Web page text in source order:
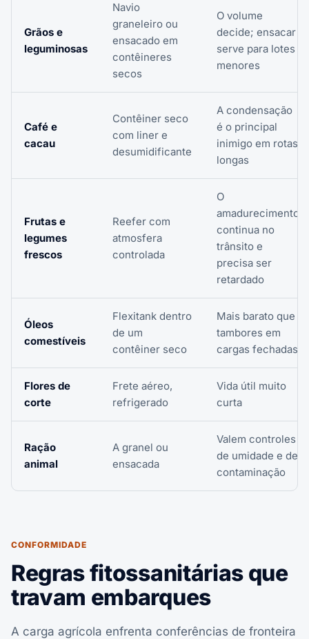
Grãos e
leguminosas
Navio
graneleiro ou
ensacado em
contêineres
secos
O volume
decide; ensacar
serve para lotes
menores
Café e
cacau
Contêiner seco
com liner e
desumidificante
A condensação
é o principal
inimigo em rotas
longas
Frutas e
legumes
frescos
Reefer com
atmosfera
controlada
O
amadurecimento
continua no
trânsito e
precisa ser
retardado
Óleos
comestíveis
Flexitank dentro
de um
contêiner seco
Mais barato que
tambores em
cargas fechadas
Flores de
corte
Frete aéreo,
refrigerado
Vida útil muito
curta
Ração
animal
A granel ou
ensacada
Valem controles
de umidade e de
contaminação
CONFORMIDADE
Regras fitossanitárias que
travam embarques
A carga agrícola enfrenta conferências de fronteira